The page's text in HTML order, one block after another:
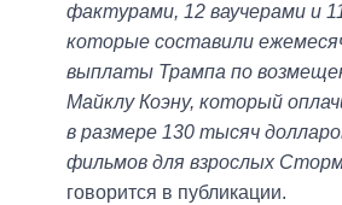
фактурами, 12 ваучерами и
которые составили
выплаты Трампа по
Майклу Коэну, который
в размере 130 тысяч
фильмов для взрослых
говорится в публикации.